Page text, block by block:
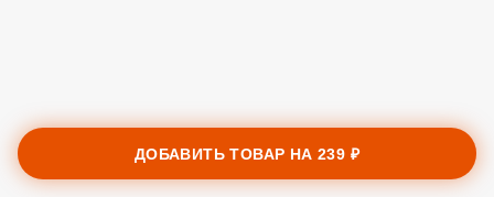
ДОБАВИТЬ ТОВАР НА239 ₽